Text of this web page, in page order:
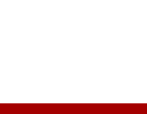
Kem
Chống